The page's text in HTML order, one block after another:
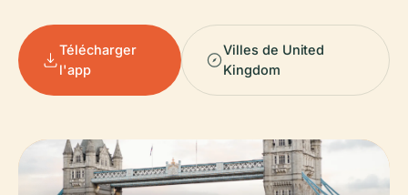
Télécharger
l'app
Villes de United
Kingdom